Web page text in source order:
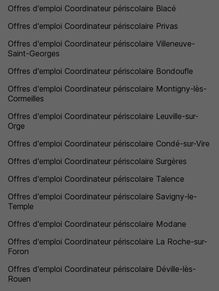
Offres d'emploi Coordinateur périscolaire Blacé
Offres d'emploi Coordinateur périscolaire Privas
Offres d'emploi Coordinateur périscolaire Villeneuve-
Saint-Georges
Offres d'emploi Coordinateur périscolaire Bondoufle
Offres d'emploi Coordinateur périscolaire Montigny-lès-
Cormeilles
Offres d'emploi Coordinateur périscolaire Leuville-sur-
Orge
Offres d'emploi Coordinateur périscolaire Condé-sur-Vire
Offres d'emploi Coordinateur périscolaire Surgères
Offres d'emploi Coordinateur périscolaire Talence
Offres d'emploi Coordinateur périscolaire Savigny-le-
Temple
Offres d'emploi Coordinateur périscolaire Modane
Offres d'emploi Coordinateur périscolaire La Roche-sur-
Foron
Offres d'emploi Coordinateur périscolaire Déville-lès-
Rouen